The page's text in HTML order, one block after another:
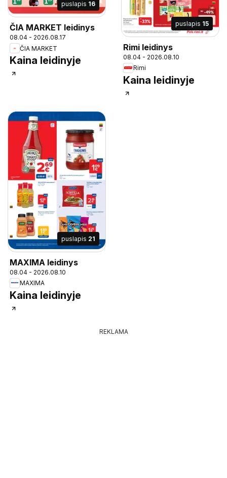
puslapis 16
ČIA MARKET leidinys
08.04 - 2026.08.17
ČIA MARKET
Kaina leidinyje
puslapis 15
Rimi leidinys
08.04 - 2026.08.10
Rimi
Kaina leidinyje
puslapis 21
MAXIMA leidinys
08.04 - 2026.08.10
MAXIMA
Kaina leidinyje
REKLAMA